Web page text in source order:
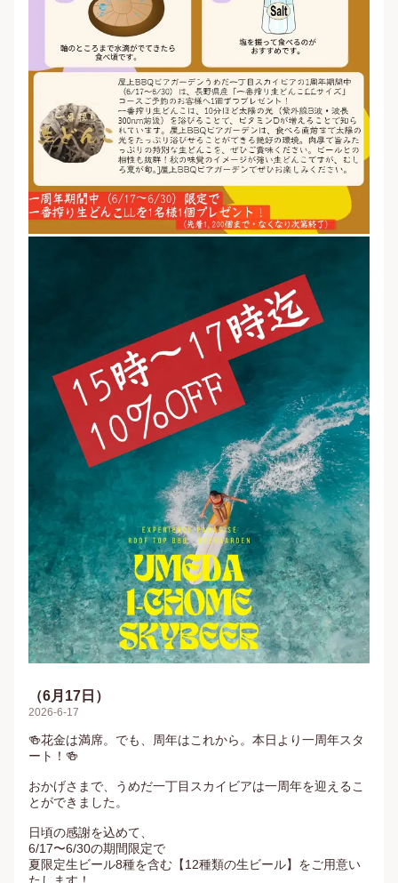
（6月17日）
2026-6-17
🍻花金は満席。でも、周年はこれから。本日より一周年スタ
ート！🍻
おかげさまで、うめだ一丁目スカイビアは一周年を迎えるこ
とができました。
日頃の感謝を込めて、
6/17〜6/30の期間限定で
夏限定生ビール8種を含む【12種類の生ビール】をご用意い